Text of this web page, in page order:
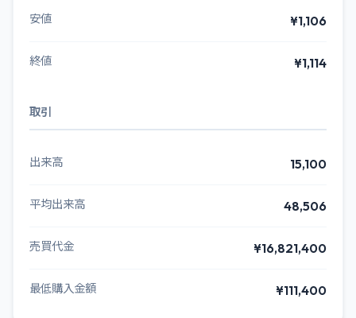
安値 ¥1,106
終値 ¥1,114
取引
出来高 15,100
平均出来高 48,506
売買代金 ¥16,821,400
最低購入金額 ¥111,400